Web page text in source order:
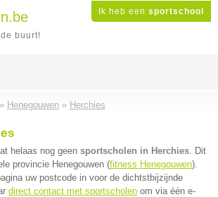
Ik heb een sportschool
buurt!
» Henegouwen » Herchies
helaas nog geen sportscholen in Herchies. Dit
provincie Henegouwen (fitness Henegouwen).
uw postcode in voor de dichtstbijzijnde
direct contact met sportscholen om via één e-